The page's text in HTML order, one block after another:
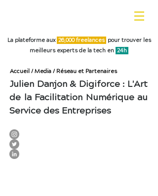
La plateforme aux 26,000 freelances pour trouver les
meilleurs experts de la tech en 24h
Accueil / Media / Réseau et Partenaires
Julien Danjon & Digiforce : L'Art
de la Facilitation Numérique au
Service des Entreprises